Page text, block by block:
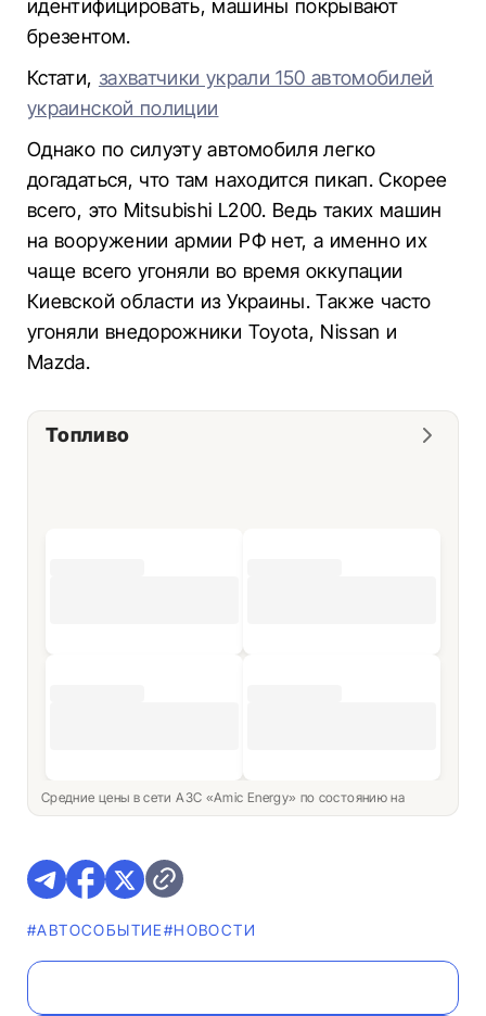
идентифицировать, машины покрывают
брезентом.
Кстати, захватчики украли 150 автомобилей
украинской полиции
Однако по силуэту автомобиля легко
догадаться, что там находится пикап. Скорее
всего, это Mitsubishi L200. Ведь таких машин
на вооружении армии РФ нет, а именно их
чаще всего угоняли во время оккупации
Киевской области из Украины. Также часто
угоняли внедорожники Toyota, Nissan и
Mazda.
Топливо
Средние цены в сети АЗС «Amic Energy» по состоянию на
#АВТОСОБЫТИЕ#НОВОСТИ